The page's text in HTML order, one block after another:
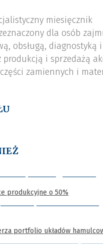
miesięcznik
dla osób
obsługą, diagnostyką
produkcją i sprzedażą
zamiennych i
produkcyjne o 50%
portfolio układów